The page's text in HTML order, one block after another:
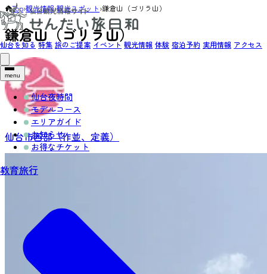
仙台を知る 特集 旅のご提案 イベント 観光情報 体験 宿泊予約 実用情報 アクセス
menu
仙台夜時間
モデルコース
エリアガイド
お知らせ
お得なチケット
教育旅行
Top›観光情報›観光スポット›鎌倉山（ゴリラ山）
鎌倉山（ゴリラ山）
仙台市西部（作並、定義）